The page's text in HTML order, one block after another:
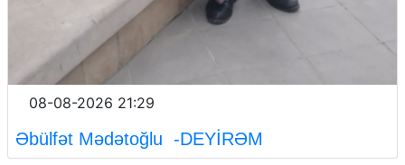
08-08-2026 21:29
Əbülfət Mədətoğlu -DEYİRƏM